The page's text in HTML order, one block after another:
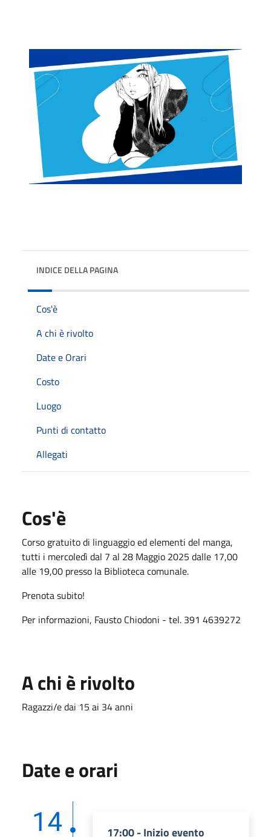
INDICE DELLA PAGINA
Cos'è
A chi è rivolto
Date e Orari
Costo
Luogo
Punti di contatto
Allegati
Cos'è
Corso gratuito di linguaggio ed elementi del manga,
tutti i mercoledì dal 7 al 28 Maggio 2025 dalle 17,00
alle 19,00 presso la Biblioteca comunale.
Prenota subito!
Per informazioni, Fausto Chiodoni - tel. 391 4639272
A chi è rivolto
Ragazzi/e dai 15 ai 34 anni
Date e orari
14 17:00 - Inizio evento